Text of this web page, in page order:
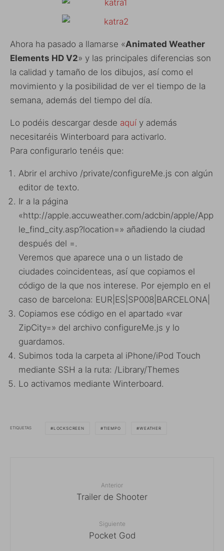
Ahora ha pasado a llamarse «Animated Weather
Elements HD V2» y las principales diferencias son
la calidad y tamaño de los dibujos, así como el
movimiento y la posibilidad de ver el tiempo de la
semana, además del tiempo del día.
Lo podéis descargar desde aquí y además
necesitaréis Winterboard para activarlo.
Para configurarlo tenéis que:
Abrir el archivo /private/configureMe.js con algún
editor de texto.
Ir a la página
«http://apple.accuweather.com/adcbin/apple/App
le_find_city.asp?location=» añadiendo la ciudad
después del =.
Veremos que aparece una o un listado de
ciudades coincidenteas, así que copiamos el
código de la que nos interese. Por ejemplo en el
caso de barcelona: EUR|ES|SP008|BARCELONA|
Copiamos ese código en el apartado «var
ZipCity=» del archivo configureMe.js y lo
guardamos.
Subimos toda la carpeta al iPhone/iPod Touch
mediante SSH a la ruta: /Library/Themes
Lo activamos mediante Winterboard.
ETIQUETAS LOCKSCREEN TIEMPO WEATHER
Anterior
Trailer de Shooter
Siguiente
Pocket God